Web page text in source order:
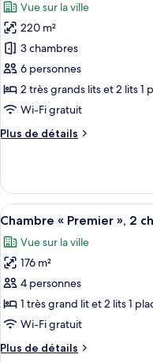
Chambre
Exécutive,
chambres
les
photos
pour
ce
type
de
chambre :
Chambre
»,
3
chambres
Vue sur la ville
220 m²
3 chambres
6 personnes
2 très grands lits et 2 lits 1
Wi-Fi gratuit
Plus de détails
Plus
le
type
de
Chambre
«
»,
3
chambres
Afficher
toutes
les
photos
pour
ce
type
chambre :
7
Chambre « Premier », 2
Vue sur la ville
176 m²
4 personnes
1 très grand lit et 2 lits 1
Wi-Fi gratuit
Plus de détails
Plus